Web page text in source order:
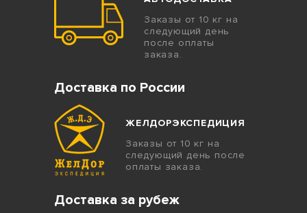
Заказы от 10 кг на
следующий день
после оплаты
заказа.
Доставка по России
ЖЕЛДОРЭКСПЕДИЦИЯ
Заказы от 10 кг на
следующий день после
оплаты заказа.
Доставка за рубеж